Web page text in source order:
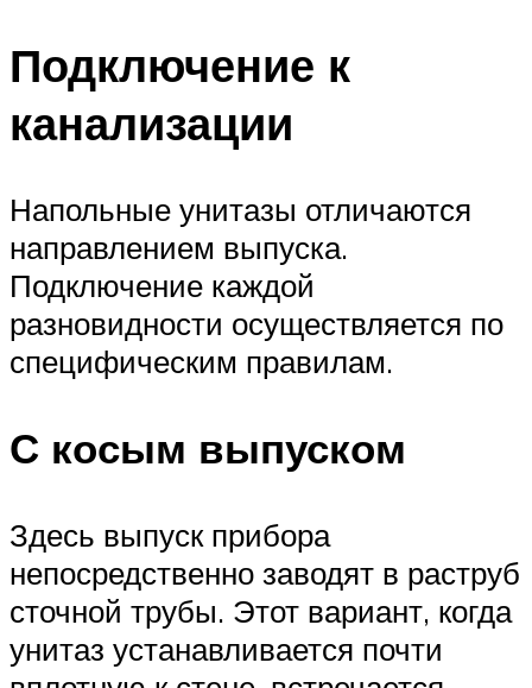
Подключение к
канализации
Напольные унитазы отличаются
направлением выпуска.
Подключение каждой
разновидности осуществляется по
специфическим правилам.
С косым выпуском
Здесь выпуск прибора
непосредственно заводят в раструб
сточной трубы. Этот вариант, когда
унитаз устанавливается почти